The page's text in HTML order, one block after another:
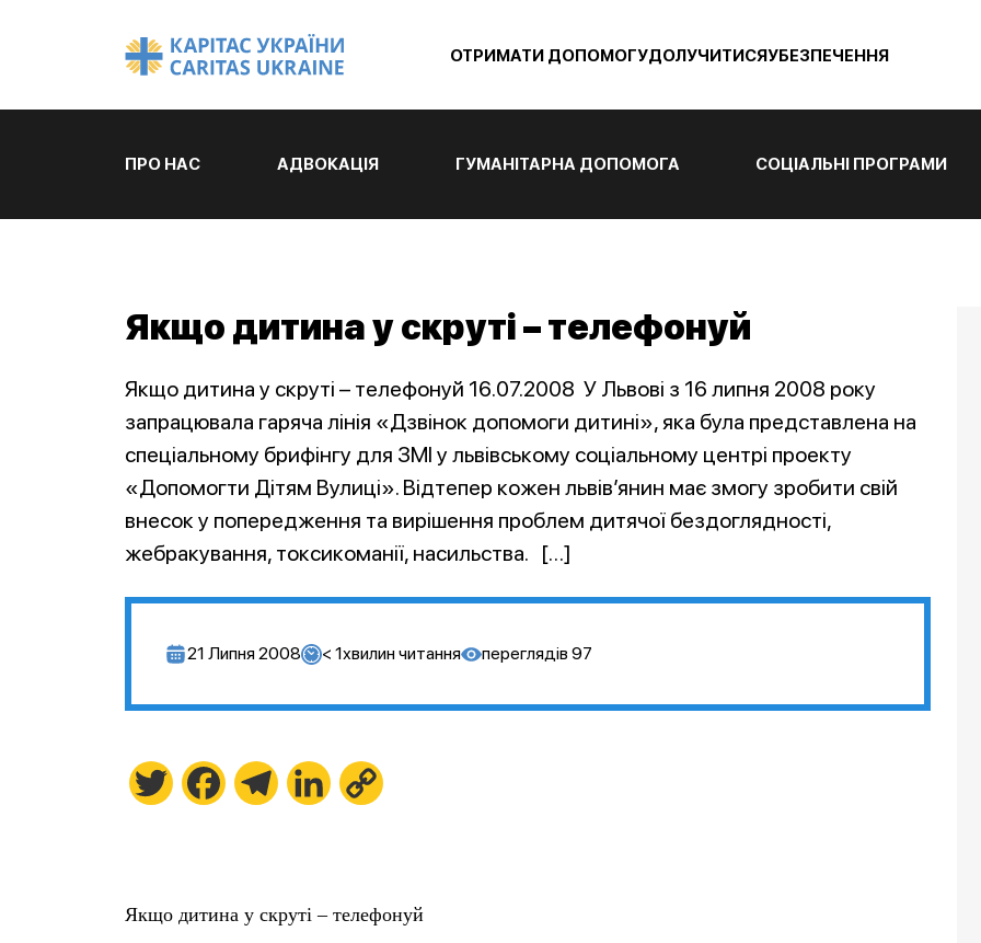
ОТРИМАТИ ДОПОМОГУДОЛУЧИТИСЯУБЕЗПЕЧЕННЯ
ПРО НАС АДВОКАЦІЯ ГУМАНІТАРНА ДОПОМОГА СОЦІАЛЬНІ ПРОГРАМИ
Якщо дитина у скруті – телефонуй
Якщо дитина у скруті – телефонуй 16.07.2008 У Львові з 16 липня 2008 року
запрацювала гаряча лінія «Дзвінок допомоги дитині», яка була представлена на
спеціальному брифінгу для ЗМІ у львівському соціальному центрі проекту
«Допомогти Дітям Вулиці». Відтепер кожен львів’янин має змогу зробити свій
внесок у попередження та вирішення проблем дитячої бездоглядності,
жебракування, токсикоманії, насильства. […]
21 Липня 2008 < 1хвилин читання переглядів 97
Twitter FacebookTelegramLinkedIn
Якщо дитина у скруті – телефонуй